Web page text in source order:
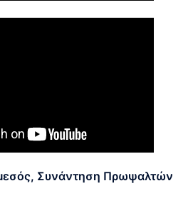
Συνάντηση Πρωψαλτών